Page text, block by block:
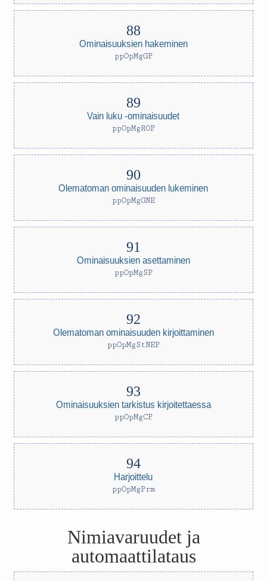
Ominaisuuksien hakeminen
ppOpMgGP
Vain luku -ominaisuudet
ppOpMgROP
Olematoman ominaisuuden lukeminen
ppOpMgGNE
Ominaisuuksien asettaminen
ppOpMgSP
Olematoman ominaisuuden kirjoittaminen
ppOpMgStNEP
Ominaisuuksien tarkistus kirjoitettaessa
ppOpMgCP
Harjoittelu
ppOpMgPrm
Nimiavaruudet ja
automaattilataus